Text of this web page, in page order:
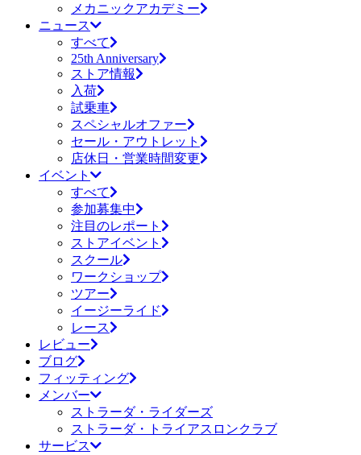
メカニックアカデミー
ニュース
すべて
25th Anniversary
ストア情報
入荷
試乗車
スペシャルオファー
セール・アウトレット
店休日・営業時間変更
イベント
すべて
参加募集中
注目のレポート
ストアイベント
スクール
ワークショップ
ツアー
イージーライド
レース
レビュー
ブログ
フィッティング
メンバー
ストラーダ・ライダーズ
ストラーダ・トライアスロンクラブ
サービス